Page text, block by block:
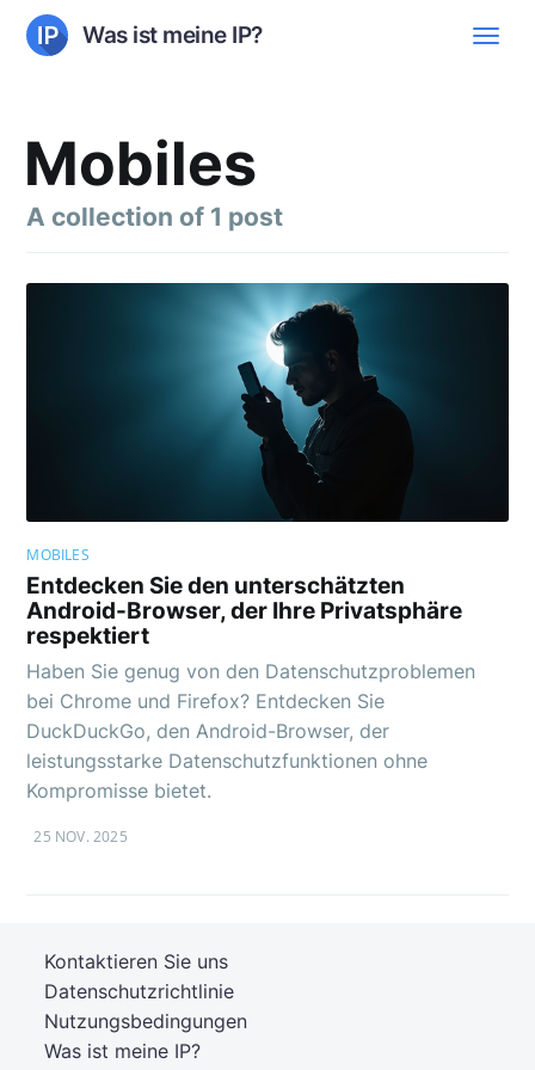
Was ist meine IP?
Mobiles
A collection of 1 post
MOBILES
Entdecken Sie den unterschätzten
Android-Browser, der Ihre Privatsphäre
respektiert
Haben Sie genug von den Datenschutzproblemen
bei Chrome und Firefox? Entdecken Sie
DuckDuckGo, den Android-Browser, der
leistungsstarke Datenschutzfunktionen ohne
Kompromisse bietet.
25 NOV. 2025
Was ist meine IP?
Nutzungsbedingungen
Datenschutzrichtlinie
Kontaktieren Sie uns